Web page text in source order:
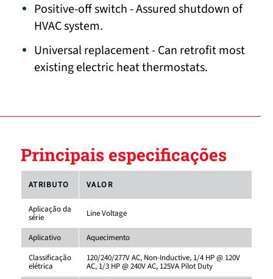
Positive-off switch - Assured shutdown of
HVAC system.
Universal replacement - Can retrofit most
existing electric heat thermostats.
Principais especificações
ATRIBUTO VALOR
Aplicação da
série Line Voltage
Aplicativo
Aquecimento
Classificação
elétrica
120/240/277V AC, Non-Inductive, 1/4 HP @ 120V
AC, 1/3 HP @ 240V AC, 125VA Pilot Duty